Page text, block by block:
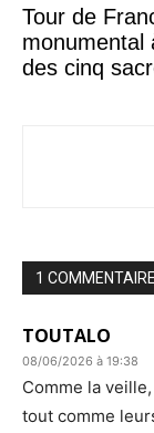
Tour de
monumental
des cinq
1 COMMENTAIRE
TOUTALO
08/06/2026 à 19:38
Comme la
tout comme